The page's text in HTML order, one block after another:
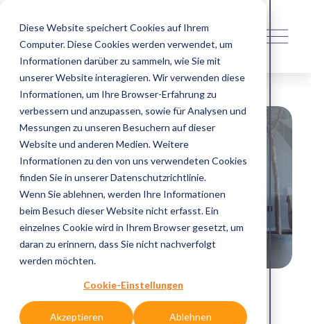
Diese Website speichert Cookies auf Ihrem
Computer. Diese Cookies werden verwendet, um
Informationen darüber zu sammeln, wie Sie mit
unserer Website interagieren. Wir verwenden diese
Informationen, um Ihre Browser-Erfahrung zu
verbessern und anzupassen, sowie für Analysen und
Messungen zu unseren Besuchern auf dieser
Website und anderen Medien. Weitere
Informationen zu den von uns verwendeten Cookies
finden Sie in unserer Datenschutzrichtlinie.
Wenn Sie ablehnen, werden Ihre Informationen
beim Besuch dieser Website nicht erfasst. Ein
einzelnes Cookie wird in Ihrem Browser gesetzt, um
daran zu erinnern, dass Sie nicht nachverfolgt
werden möchten.
Cookie-Einstellungen
Akzeptieren Ablehnen
M
e
f
f
n